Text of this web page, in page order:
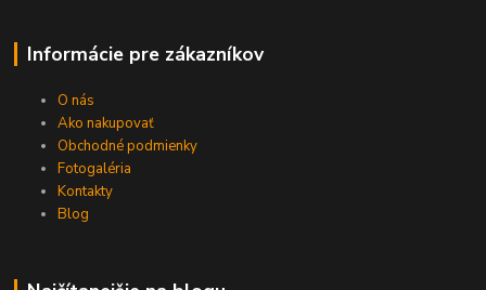
Informácie pre zákazníkov
O nás
Ako nakupovať
Obchodné podmienky
Fotogaléria
Kontakty
Blog